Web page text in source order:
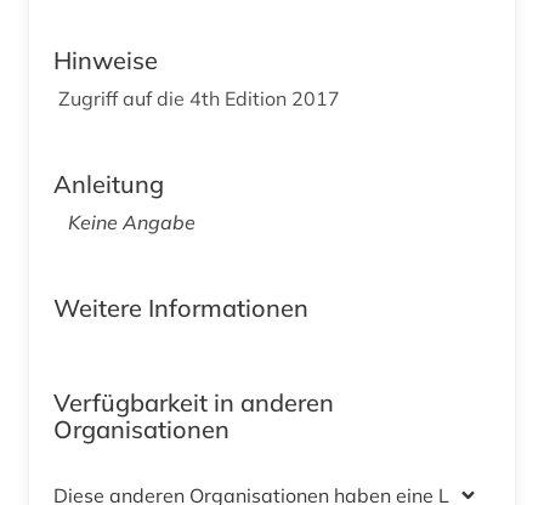
Hinweise
Zugriff auf die 4th Edition 2017
Anleitung
Keine Angabe
Weitere Informationen
Verfügbarkeit in anderen
Organisationen
Diese anderen Organisationen haben eine Lizenz